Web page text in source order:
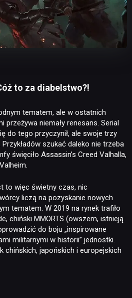
to za diabelstwo?!
tematem, ale w ostatnich
przeżywa niemały renesans. Serial
do tego przyczynił, ale swoje trzy
szukać daleko nie trzeba
święciło Assassin’s Creed Valhalla,
to więc świetny czas, nic
liczą na pozyskanie nowych
tematem. W 2019 na rynek trafiło
chiński MMORTS (owszem, istnieją
do boju „inspirowane
militarnymi w historii” jednostki.
chińskich, japońskich i europejskich